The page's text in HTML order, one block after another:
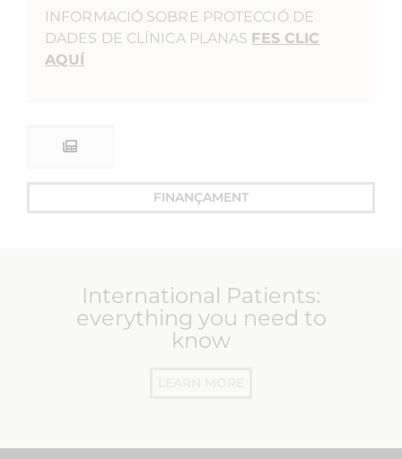
INFORMACIÓ SOBRE PROTECCIÓ DE
DADES DE CLÍNICA PLANAS FES CLIC
AQUÍ
FINANÇAMENT
International Patients:
everything you need to
know